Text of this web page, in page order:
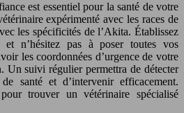
est essentiel pour la santé de votre
expérimenté avec les races de
les spécificités de l’Akita. Établissez
n’hésitez pas à poser toutes vos
les coordonnées d’urgence de votre
Un suivi régulier permettra de détecter
santé et d’intervenir efficacement.
trouver un vétérinaire spécialisé